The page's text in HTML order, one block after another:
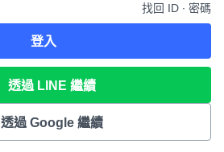
找回 ID ∙ 密碼
登入
透過 LINE 繼續
透過 Google 繼續